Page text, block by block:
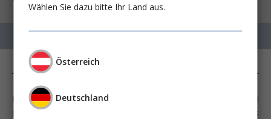
L'insuffisance hépatique peut avoir de nombreuses causes, qui
sont le plus souvent acquises. Des nécroses hépatocellulaires
Wählen Sie dazu bitte Ihr Land aus.
Österreich
Deutschland